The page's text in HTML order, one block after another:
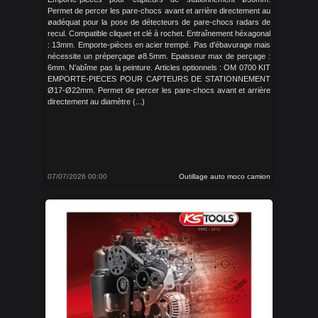
Permet de percer les pare-chocs avant et arrière directement au
øadéquat pour la pose de détecteurs de pare-chocs radars de
recul. Compatible cliquet et clé à rochet. Entraînement héxagonal
: 13mm. Emporte-pièces en acier trempé. Pas d'ébavurage mais
nécessite un préperçage ø8.5mm. Epaisseur max de perçage :
6mm. N'abîme pas la peinture. Articles optionnels : OM 0700 KIT
EMPORTE-PIECES POUR CAPTEURS DE STATIONNEMENT
Ø17-Ø22mm. Permet de percer les pare-chocs avant et arrière
directement au diamètre (...)
07/07/2026 00:00 Outillage auto moco camion